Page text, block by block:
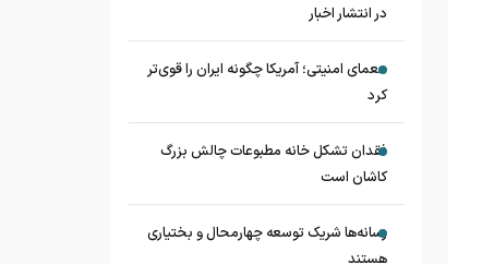
در انتشار اخبار
معمای امنیتی؛ آمریکا چگونه ایران را قوی‌تر
کرد
فقدان تشکل خانه مطبوعات چالش بزرگ
کاشان است
رسانه‌ها شریک توسعه چهارمحال و بختیاری
هستند